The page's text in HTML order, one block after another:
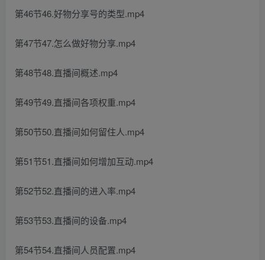
第46节46.好物分享号的类型.mp4
第47节47.怎么做好物分享.mp4
第48节48.直播间概述.mp4
第49节49.直播间各项权重.mp4
第50节50.直播间如何留住人.mp4
第51节51.直播间如何增加互动.mp4
第52节52.直播间的进入率.mp4
第53节53.直播间的设备.mp4
第54节54.直播间人员配置.mp4